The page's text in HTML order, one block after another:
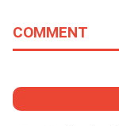
COMMENT